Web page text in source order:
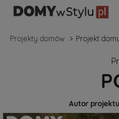
Projekty domów Projekt
Autor projektu